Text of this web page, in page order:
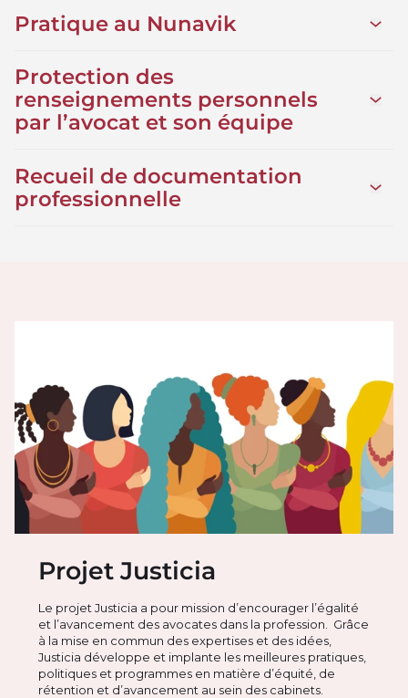
Pratique au Nunavik
Protection des
renseignements personnels
par l’avocat et son équipe
Recueil de documentation
professionnelle
Projet Justicia
Le projet Justicia a pour mission d’encourager l’égalité
et l’avancement des avocates dans la profession. Grâce
à la mise en commun des expertises et des idées,
Justicia développe et implante les meilleures pratiques,
politiques et programmes en matière d’équité, de
rétention et d’avancement au sein des cabinets.